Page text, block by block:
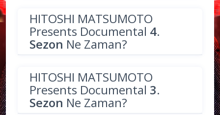
HITOSHI MATSUMOTO
Presents Documental 4.
Sezon Ne Zaman?
HITOSHI MATSUMOTO
Presents Documental 3.
Sezon Ne Zaman?